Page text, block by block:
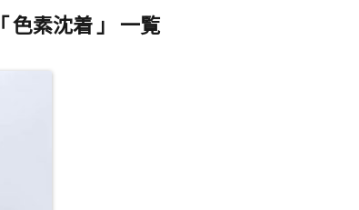
「 色素沈着 」 一覧